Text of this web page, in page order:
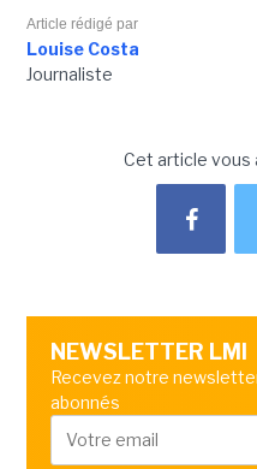
Article rédigé par
Louise Costa
Journaliste
Cet article vous
NEWSLETTER LMI
Recevez notre
abonnés